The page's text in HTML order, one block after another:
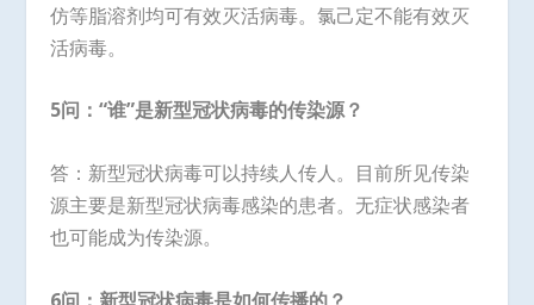
仿等脂溶剂均可有效灭活病毒。氯己定不能有效灭
活病毒。
5问：“谁”是新型冠状病毒的传染源？
答：新型冠状病毒可以持续人传人。目前所见传染
源主要是新型冠状病毒感染的患者。无症状感染者
也可能成为传染源。
6问：新型冠状病毒是如何传播的？